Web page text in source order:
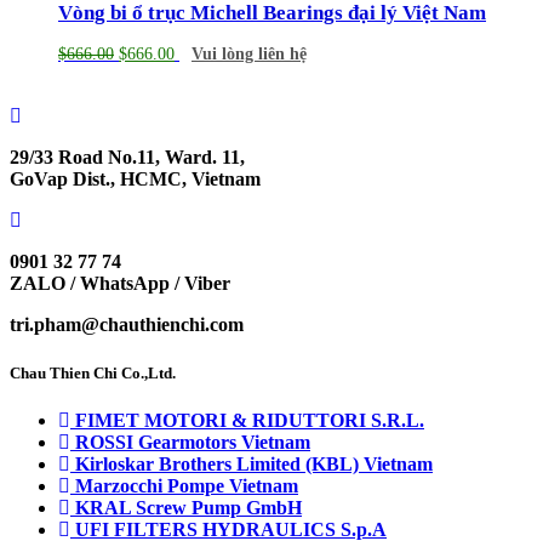
Vòng bi ổ trục Michell Bearings đại lý Việt Nam
$666.00 $666.00 Vui lòng liên hệ
29/33 Road No.11, Ward. 11,
GoVap Dist., HCMC, Vietnam
0901 32 77 74
ZALO / WhatsApp / Viber
tri.pham@chauthienchi.com
Chau Thien Chi Co.,Ltd.
FIMET MOTORI & RIDUTTORI S.R.L.
ROSSI Gearmotors Vietnam
Kirloskar Brothers Limited (KBL) Vietnam
Marzocchi Pompe Vietnam
KRAL Screw Pump GmbH
UFI FILTERS HYDRAULICS S.p.A